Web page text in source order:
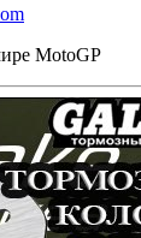
MotoGP